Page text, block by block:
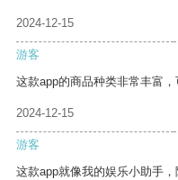
2024-12-15
游客
这款app的商品种类非常丰富，
2024-12-15
游客
这款app就像我的娱乐小助手，